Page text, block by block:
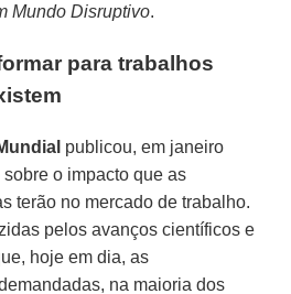
Mundo Disruptivo.
para trabalhos
publicou, em janeiro
o impacto que as
terão no mercado de trabalho.
pelos avanços científicos e
hoje em dia, as
na maioria dos